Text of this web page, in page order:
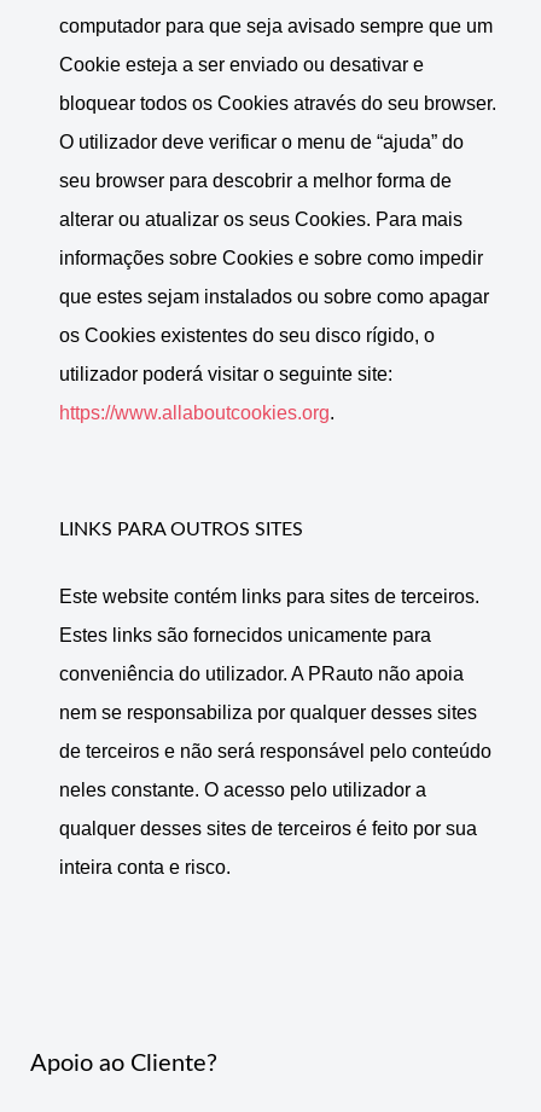
computador para que seja avisado sempre que um
Cookie esteja a ser enviado ou desativar e
bloquear todos os Cookies através do seu browser.
O utilizador deve verificar o menu de “ajuda” do
seu browser para descobrir a melhor forma de
alterar ou atualizar os seus Cookies. Para mais
informações sobre Cookies e sobre como impedir
que estes sejam instalados ou sobre como apagar
os Cookies existentes do seu disco rígido, o
utilizador poderá visitar o seguinte site:
https://www.allaboutcookies.org.
LINKS PARA OUTROS SITES
Este website contém links para sites de terceiros.
Estes links são fornecidos unicamente para
conveniência do utilizador. A PRauto não apoia
nem se responsabiliza por qualquer desses sites
de terceiros e não será responsável pelo conteúdo
neles constante. O acesso pelo utilizador a
qualquer desses sites de terceiros é feito por sua
inteira conta e risco.
Apoio ao Cliente?